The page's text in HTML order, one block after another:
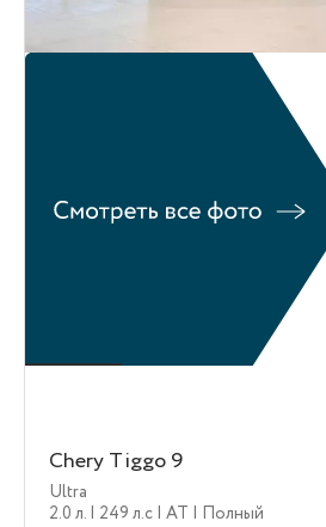
Chery Tiggo 9
Ultra
2.0 л. | 249 л.c | AT | Полный